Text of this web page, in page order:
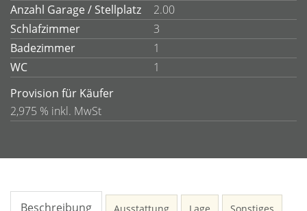
Anzahl Garage / Stellplatz
2.00
Schlafzimmer
3
Badezimmer
1
WC
1
Provision für Käufer
2,975 % inkl. MwSt
Beschreibung